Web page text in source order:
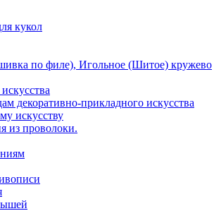
кукол
по филе), Игольное (Шитое) кружево
декоративно-прикладного искусства
искусству
из проволоки.